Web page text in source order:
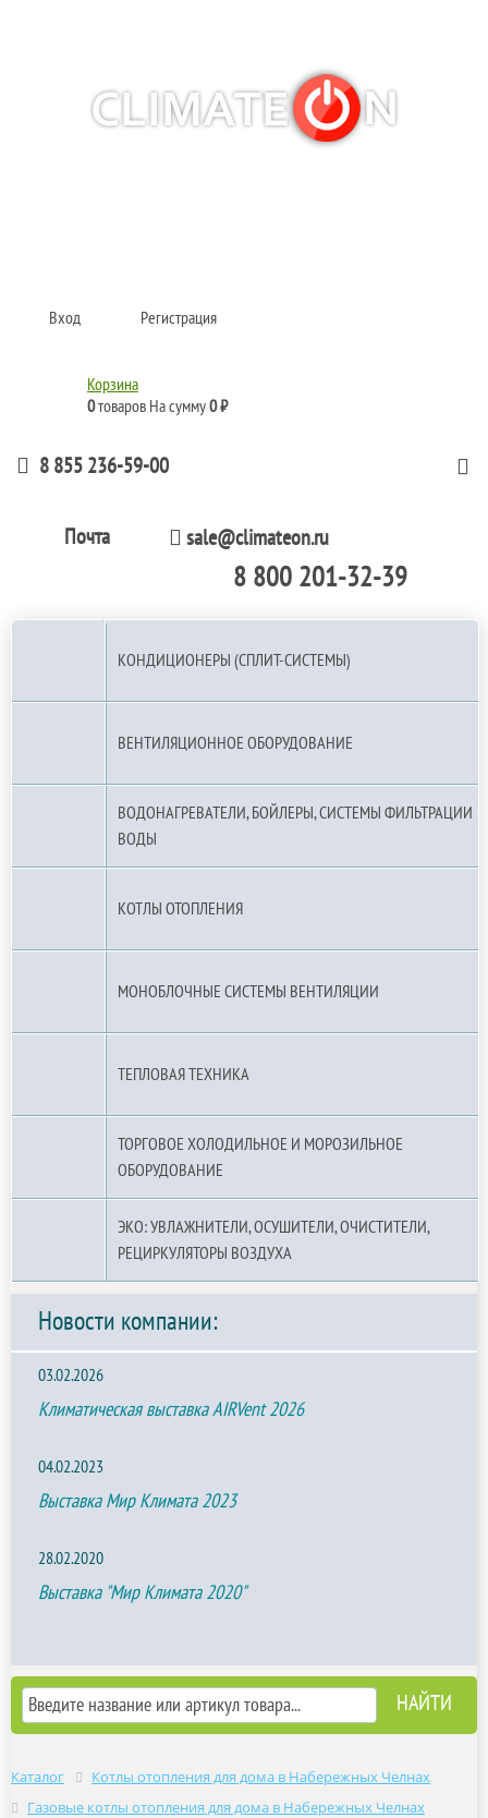
Вход Регистрация
Корзина
0товаров На сумму0 ₽
8 855 236-59-00
Почта sale@climateon.ru
8 800 201-32-39
КОНДИЦИОНЕРЫ (СПЛИТ-СИСТЕМЫ)
ВЕНТИЛЯЦИОННОЕ ОБОРУДОВАНИЕ
ВОДОНАГРЕВАТЕЛИ, БОЙЛЕРЫ, СИСТЕМЫ ФИЛЬТРАЦИИ
ВОДЫ
КОТЛЫ ОТОПЛЕНИЯ
МОНОБЛОЧНЫЕ СИСТЕМЫ ВЕНТИЛЯЦИИ
ТЕПЛОВАЯ ТЕХНИКА
ТОРГОВОЕ ХОЛОДИЛЬНОЕ И МОРОЗИЛЬНОЕ
ОБОРУДОВАНИЕ
ЭКО: УВЛАЖНИТЕЛИ, ОСУШИТЕЛИ, ОЧИСТИТЕЛИ,
РЕЦИРКУЛЯТОРЫ ВОЗДУХА
Новости компании:
03.02.2026
Климатическая выставка AIRVent 2026
04.02.2023
Выставка Мир Климата 2023
28.02.2020
Выставка "Мир Климата 2020"
Каталог
Котлы отопления для дома в Набережных Челнах
Газовые котлы отопления для дома в Набережных Челнах